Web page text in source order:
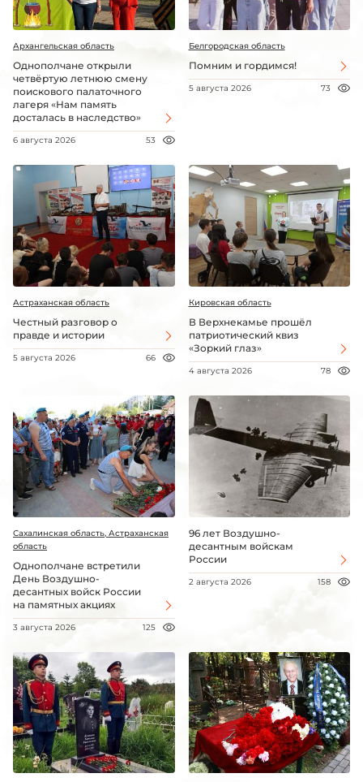
Архангельская область
Однополчане открыли
четвёртую летнюю смену
поискового палаточного
лагеря «Нам память
досталась в наследство»
6 августа 2026 53
Белгородская область
Помним и гордимся!
5 августа 2026 73
Астраханская область
Честный разговор о
правде и истории
5 августа 2026 66
Кировская область
В Верхнекамье прошёл
патриотический квиз
«Зоркий глаз»
4 августа 2026 78
Сахалинская область, Астраханская
область
Однополчане встретили
День Воздушно-
десантных войск России
на памятных акциях
3 августа 2026 125
96 лет Воздушно-
десантным войскам
России
2 августа 2026 158